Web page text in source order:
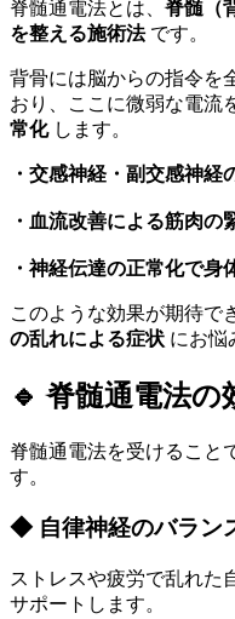
脊髄通電法とは、脊髄（
を整える施術法です。
背骨には脳からの指令を
おり、ここに微弱な電流
常化します。
・交感神経・副交感神経
・血流改善による筋肉の
・神経伝達の正常化で身
このような効果が期待で
の乱れによる症状 にお悩
🔹 脊髄通電法の
脊髄通電法を受けること
す。
◆ 自律神経のバラン
ストレスや疲労で乱れた
サポートします。